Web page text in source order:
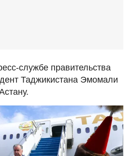
службе правительства
Таджикистана Эмомали